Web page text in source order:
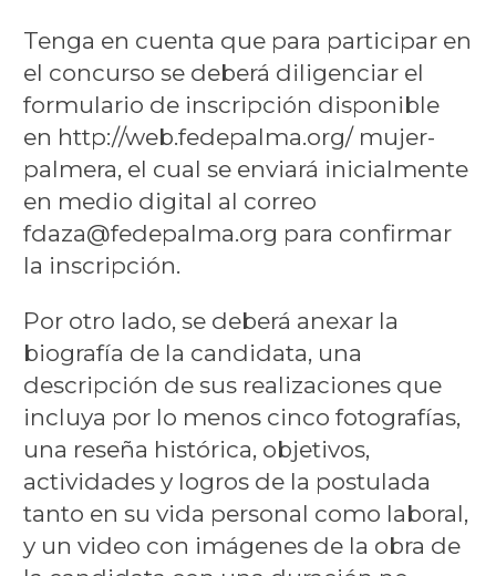
Tenga en cuenta que para participar en
el concurso se deberá diligenciar el
formulario de inscripción disponible
en http://web.fedepalma.org/ mujer-
palmera, el cual se enviará inicialmente
en medio digital al correo
fdaza@fedepalma.org para confirmar
la inscripción.
Por otro lado, se deberá anexar la
biografía de la candidata, una
descripción de sus realizaciones que
incluya por lo menos cinco fotografías,
una reseña histórica, objetivos,
actividades y logros de la postulada
tanto en su vida personal como laboral,
y un video con imágenes de la obra de